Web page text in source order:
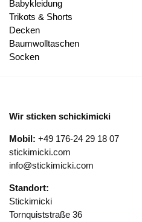
Babykleidung
Trikots & Shorts
Decken
Baumwolltaschen
Socken
Wir sticken schickimicki
Mobil: +49 176-24 29 18 07
stickimicki.com
info@stickimicki.com
Standort:
Stickimicki
Tornquiststraße 36